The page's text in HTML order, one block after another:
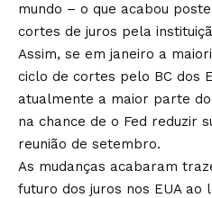
mundo – o que acabou
cortes de juros pela
Assim, se em janeiro a
ciclo de cortes pelo BC dos
atualmente a maior parte
na chance de o Fed reduzir
reunião de setembro.
As mudanças acabaram
futuro dos juros nos EUA ao